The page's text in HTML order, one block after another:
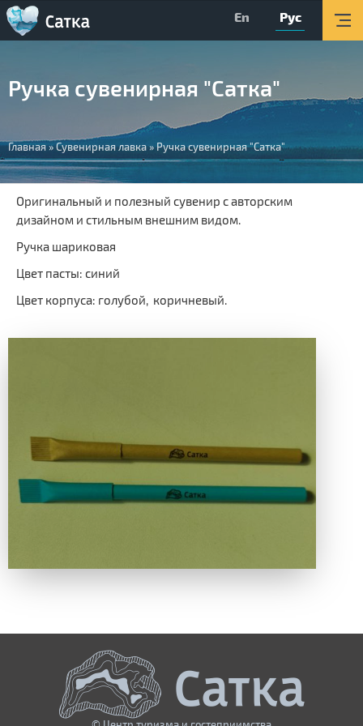
Об округе
Организации
Туризм
О Центре
Обратная связь
En Рус
Ручка сувенирная "Сатка"
Вы
здесь
Главная»Сувенирная лавка»Ручка сувенирная "Сатка"
Оригинальный и полезный сувенир с авторским
дизайном и стильным внешним видом.
Ручка шариковая
Цвет пасты: синий
Цвет корпуса: голубой, коричневый.